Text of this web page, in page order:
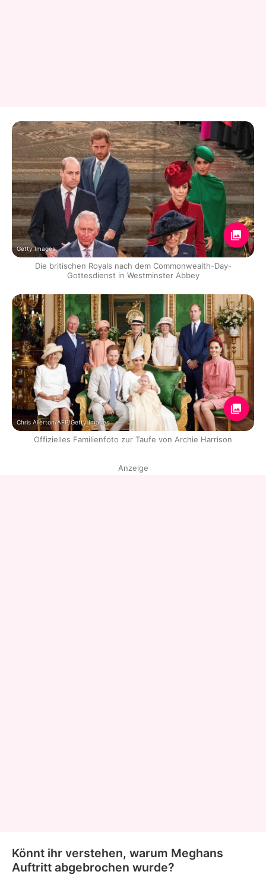
Getty Images
Die britischen Royals nach dem Commonwealth-Day-
Gottesdienst in Westminster Abbey
Chris Allerton/AFP/Getty Images
Offizielles Familienfoto zur Taufe von Archie Harrison
Anzeige
Könnt ihr verstehen, warum Meghans
Auftritt abgebrochen wurde?